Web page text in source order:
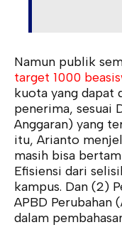
Namun publik
target 1000
kuota yang dapat
penerima, sesuai
Anggaran) yang
itu, Arianto
masih bisa
Efisiensi dari
kampus. Dan (2)
APBD Perubahan
dalam